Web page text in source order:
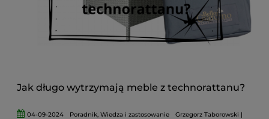
Jak długo wytrzymają meble z technorattanu?
04-09-2024 Poradnik,Wiedza i zastosowanie
Grzegorz Taborowski |